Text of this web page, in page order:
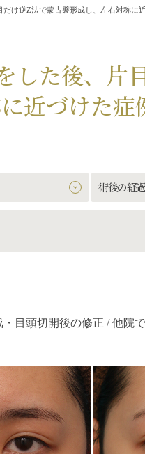
け逆Z法で蒙古襞形成し、左右対称に
した後、片
近づけた
術後の経過
目頭切開後の修正 / 他院